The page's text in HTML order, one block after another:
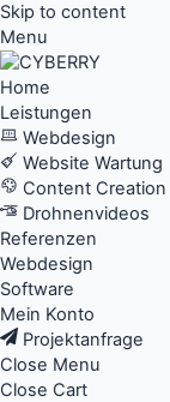
Skip to content
Menu
Home
Leistungen
Webdesign
Website Wartung
Content Creation
Drohnenvideos
Referenzen
Webdesign
Software
Mein Konto
Projektanfrage
Close Menu
Close Cart